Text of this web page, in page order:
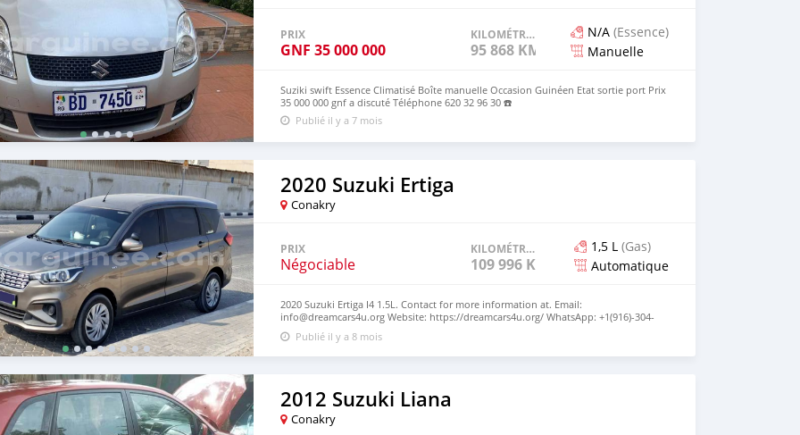
PRIX
GNF 35 000 000
KILOMÉTRAGE
95 868 KM
N/A (Essence)
Manuelle
Suziki swift Essence Climatisé Boîte manuelle Occasion Guinéen Etat sortie port Prix
35 000 000 gnf a discuté Téléphone 620 32 96 30 ☎️
Publié il y a 7 mois
2020 Suzuki Ertiga
Conakry
PRIX
Négociable
KILOMÉTRAGE
109 996 KM
1,5 L (Gas)
Automatique
2020 Suzuki Ertiga I4 1.5L. Contact for more information at. Email:
info@dreamcars4u.org Website: https://dreamcars4u.org/ WhatsApp: ‪+1(916)-304-
2710‬.
Publié il y a 8 mois
2012 Suzuki Liana
Conakry